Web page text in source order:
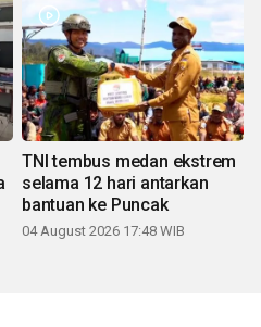
TNI tembus medan ekstrem
selama 12 hari antarkan
bantuan ke Puncak
04 August 2026 17:48 WIB